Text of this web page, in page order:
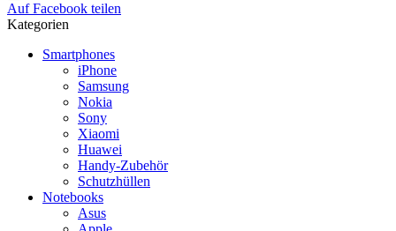
AufFacebook teilen
Kategorien
Smartphones
iPhone
Samsung
Nokia
Sony
Xiaomi
Huawei
Handy-Zubehör
Schutzhüllen
Notebooks
Asus